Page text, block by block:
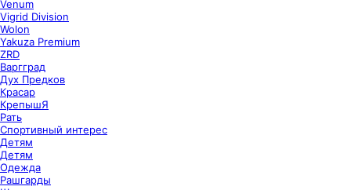
Venum
Vigrid Division
Wolon
Yakuza Premium
ZRD
Варгград
Дух Предков
Красар
КрепышЯ
Рать
Спортивный интерес
Детям
Детям
Одежда
Рашгарды